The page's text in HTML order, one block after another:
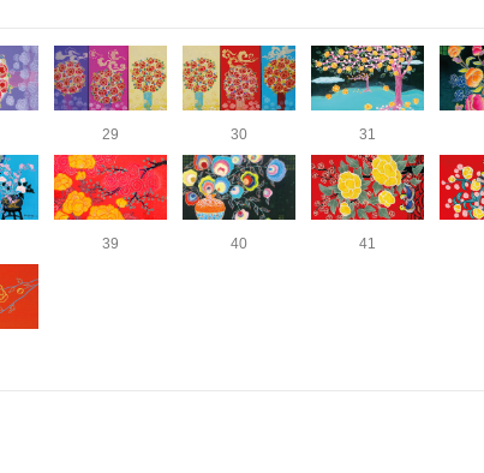
29 30 31
39 40 41